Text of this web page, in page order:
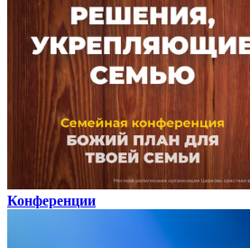
Конференции